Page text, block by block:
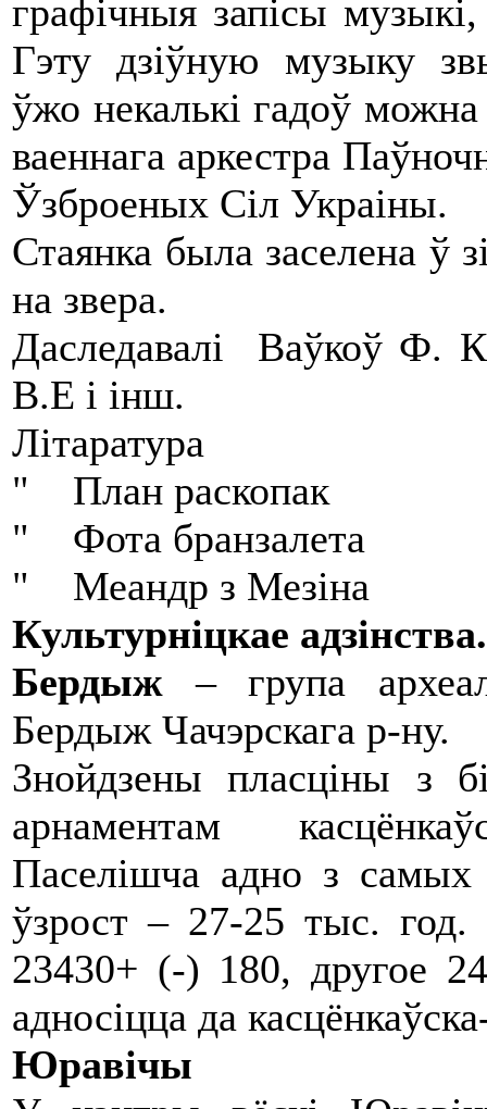
графічныя запісы
Гэту дзіўную музыку
ўжо некалькі гадоў можна
ваеннага аркестра
Ўзброеных Сіл Украіны.
Стаянка была заселена ў
на звера.
Даследавалі Ваўкоў Ф.
В.Е і інш.
Літаратура
" План раскопак
" Фота бранзалета
" Меандр з Мезіна
Культурніцкае адзінства.
Бердыж – група
Бердыж Чачэрскага р-ну.
Знойдзены пласціны з
арнаментам
Паселішча адно з самых
ўзрост – 27-25 тыс. год.
23430+ (-) 180, другое
адносіцца да
Юравічы